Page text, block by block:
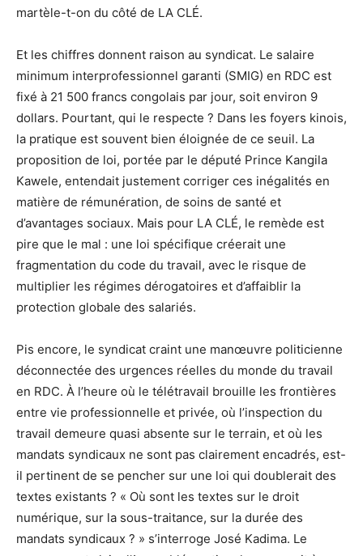
martèle-t-on du côté de LA CLÉ.
Et les chiffres donnent raison au syndicat. Le salaire
minimum interprofessionnel garanti (SMIG) en RDC est
fixé à 21 500 francs congolais par jour, soit environ 9
dollars. Pourtant, qui le respecte ? Dans les foyers kinois,
la pratique est souvent bien éloignée de ce seuil. La
proposition de loi, portée par le député Prince Kangila
Kawele, entendait justement corriger ces inégalités en
matière de rémunération, de soins de santé et
d’avantages sociaux. Mais pour LA CLÉ, le remède est
pire que le mal : une loi spécifique créerait une
fragmentation du code du travail, avec le risque de
multiplier les régimes dérogatoires et d’affaiblir la
protection globale des salariés.
Pis encore, le syndicat craint une manœuvre politicienne
déconnectée des urgences réelles du monde du travail
en RDC. À l’heure où le télétravail brouille les frontières
entre vie professionnelle et privée, où l’inspection du
travail demeure quasi absente sur le terrain, et où les
mandats syndicaux ne sont pas clairement encadrés, est-
il pertinent de se pencher sur une loi qui doublerait des
textes existants ? « Où sont les textes sur le droit
numérique, sur la sous-traitance, sur la durée des
mandats syndicaux ? » s’interroge José Kadima. Le